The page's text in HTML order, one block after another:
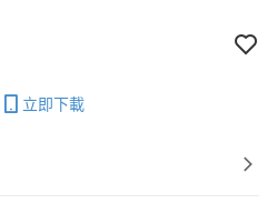
立即下載